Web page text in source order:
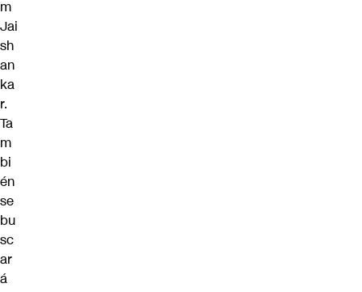
m
Jai
sh
an
ka
r.
Ta
m
bi
én
se
bu
sc
ar
á